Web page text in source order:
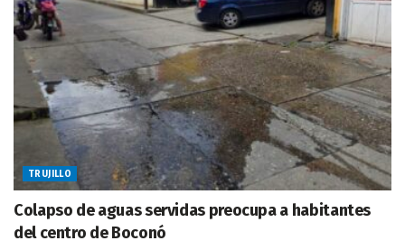
TRUJILLO
Colapso de aguas servidas preocupa a habitantes
del centro de Boconó